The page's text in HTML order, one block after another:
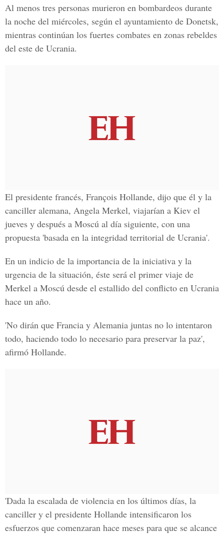
Al menos tres personas murieron en bombardeos durante
la noche del miércoles, según el ayuntamiento de Donetsk,
mientras continúan los fuertes combates en zonas rebeldes
del este de Ucrania.
El presidente francés, François Hollande, dijo que él y la
canciller alemana, Angela Merkel, viajarían a Kiev el
jueves y después a Moscú al día siguiente, con una
propuesta 'basada en la integridad territorial de Ucrania'.
En un indicio de la importancia de la iniciativa y la
urgencia de la situación, éste será el primer viaje de
Merkel a Moscú desde el estallido del conflicto en Ucrania
hace un año.
'No dirán que Francia y Alemania juntas no lo intentaron
todo, haciendo todo lo necesario para preservar la paz',
afirmó Hollande.
'Dada la escalada de violencia en los últimos días, la
canciller y el presidente Hollande intensificaron los
esfuerzos que comenzaran hace meses para que se alcance